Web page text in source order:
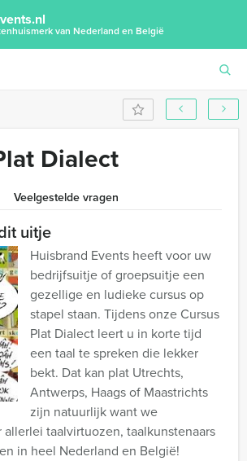
van Nederland en België
Dialect
Veelgestelde vragen
uitje
Huisbrand Events heeft voor uw
bedrijfsuitje of groepsuitje een
gezellige en ludieke cursus op
stapel staan. Tijdens onze Cursus
Plat Dialect leert u in korte tijd
een taal te spreken die lekker
bekt. Dat kan plat Utrechts,
Antwerps, Haags of Maastrichts
zijn natuurlijk want we
taalvirtuozen, taalkunstenaars
in heel Nederland en België!